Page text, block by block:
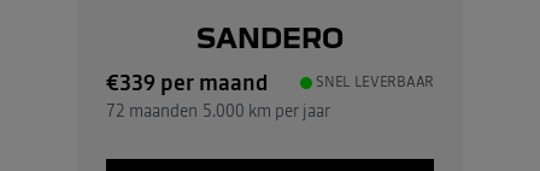
SANDERO
€339 per maand SNEL LEVERBAAR
72 maanden 5.000 km per jaar